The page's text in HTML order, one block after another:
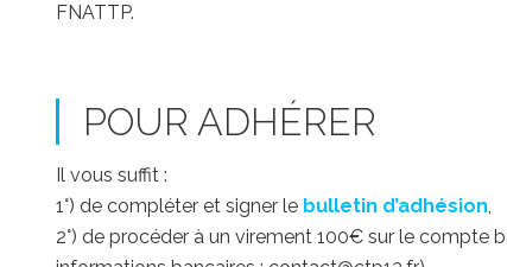
FNATTP.
POUR ADHÉRER
Il vous suffit :
1°) de compléter et signer le bulletin d’adhésion,
2°) de procéder à un virement 100€ sur le compte